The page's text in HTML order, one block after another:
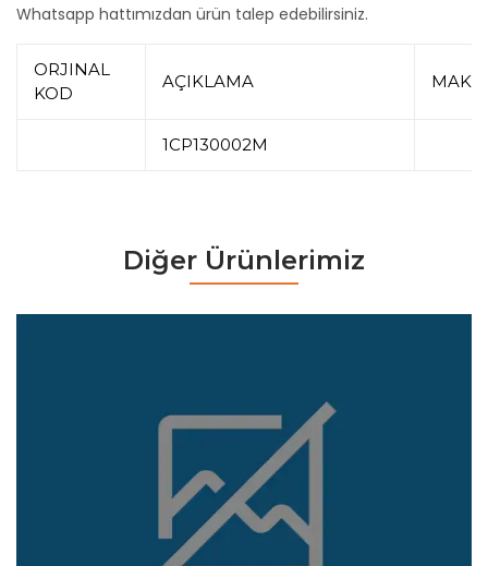
Whatsapp hattımızdan ürün talep edebilirsiniz.
ORJINAL
KOD
AÇIKLAMA
1CP130002M
Diğer Ürünlerimiz